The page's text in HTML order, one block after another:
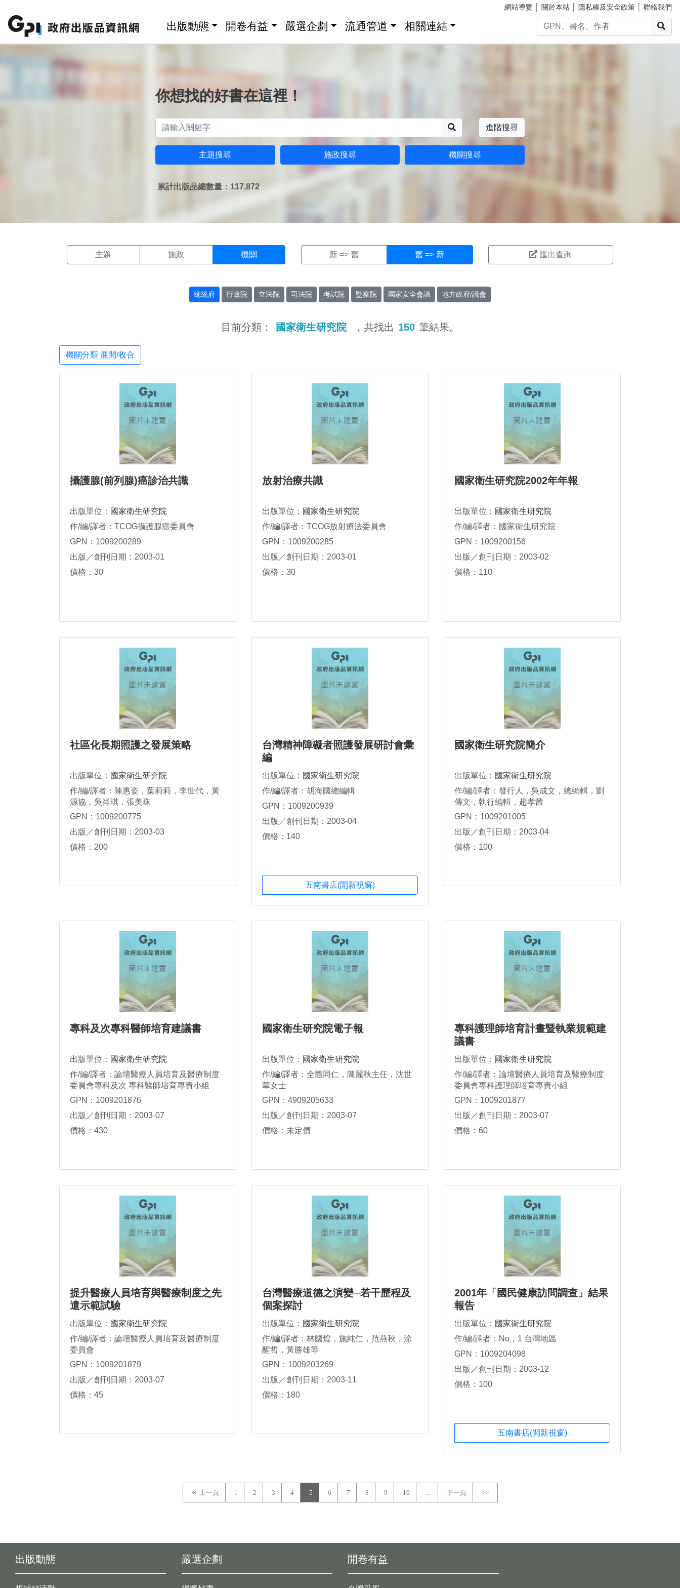
網站導覽 關於本站 隱私權及安全政策 聯絡我們
出版動態 開卷有益 嚴選企劃 流通管道 相關連結
你想找的好書在這裡！
進階搜尋
主題搜尋 施政搜尋 機關搜尋
累計出版品總數量：117,872
主題 施政 機關 新 => 舊 舊 => 新 匯出查詢
總統府 行政院 立法院 司法院 考試院 監察院 國家安全會議 地方政府/議會
目前分類： 國家衛生研究院 ，共找出 150 筆結果。
機關分類 展開/收合
攝護腺(前列腺)癌診治共識
出版單位： 國家衛生研究院
作/編/譯者：TCOG攝護腺癌委員會
GPN：1009200289
出版／創刊日期：2003-01
價格：30
放射治療共識
出版單位： 國家衛生研究院
作/編/譯者：TCOG放射療法委員會
GPN：1009200285
出版／創刊日期：2003-01
價格：30
國家衛生研究院2002年年報
出版單位： 國家衛生研究院
作/編/譯者：國家衛生研究院
GPN：1009200156
出版／創刊日期：2003-02
價格：110
社區化長期照護之發展策略
出版單位： 國家衛生研究院
作/編/譯者：陳惠姿，葉莉莉，李世代，黃
源協，吳肖琪，張美珠
GPN：1009200775
出版／創刊日期：2003-03
價格：200
台灣精神障礙者照護發展研討會彙
編
出版單位： 國家衛生研究院
作/編/譯者：胡海國總編輯
GPN：1009200939
出版／創刊日期：2003-04
價格：140
五南書店(開新視窗)
國家衛生研究院簡介
出版單位： 國家衛生研究院
作/編/譯者：發行人，吳成文，總編輯，劉
傳文，執行編輯，趙孝茜
GPN：1009201005
出版／創刊日期：2003-04
價格：100
專科及次專科醫師培育建議書
出版單位： 國家衛生研究院
作/編/譯者：論壇醫療人員培育及醫療制度
委員會專科及次 專科醫師培育專責小組
GPN：1009201876
出版／創刊日期：2003-07
價格：430
國家衛生研究院電子報
出版單位： 國家衛生研究院
作/編/譯者：全體同仁，陳麗秋主任，沈世
華女士
GPN：4909205633
出版／創刊日期：2003-07
價格：未定價
專科護理師培育計畫暨執業規範建
議書
出版單位： 國家衛生研究院
作/編/譯者：論壇醫療人員培育及醫療制度
委員會專科護理師培育專責小組
GPN：1009201877
出版／創刊日期：2003-07
價格：60
提升醫療人員培育與醫療制度之先
遣示範試驗
出版單位： 國家衛生研究院
作/編/譯者：論壇醫療人員培育及醫療制度
委員會
GPN：1009201879
出版／創刊日期：2003-07
價格：45
台灣醫療道德之演變─若干歷程及
個案探討
出版單位： 國家衛生研究院
作/編/譯者：林國煌，施純仁，范燕秋，涂
醒哲，黃勝雄等
GPN：1009203269
出版／創刊日期：2003-11
價格：180
2001年「國民健康訪問調查」結果
報告
出版單位： 國家衛生研究院
作/編/譯者：No，1 台灣地區
GPN：1009204098
出版／創刊日期：2003-12
價格：100
五南書店(開新視窗)
上一頁 1 2 3 4 5 6 7 8 9 10 … 下一頁 >>
出版動態 開卷有益
嚴選企劃